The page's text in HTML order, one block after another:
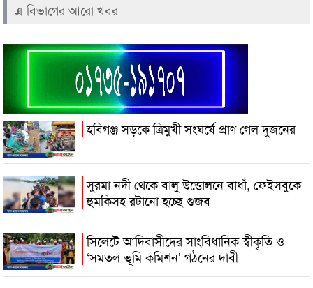
এ বিভাগের আরো খবর
হবিগঞ্জ সড়কে ত্রিমুখী সংঘর্ষে প্রাণ গেল দুজনের
সুরমা নদী থেকে বালু উত্তোলনে বাধাঁ, ফেইসবুকে
হুমকিসহ রটানো হচ্ছে গুজব
সিলেটে আদিবাসীদের সাংবিধানিক স্বীকৃতি ও
‘সমতল ভূমি কমিশন’ গঠনের দাবী